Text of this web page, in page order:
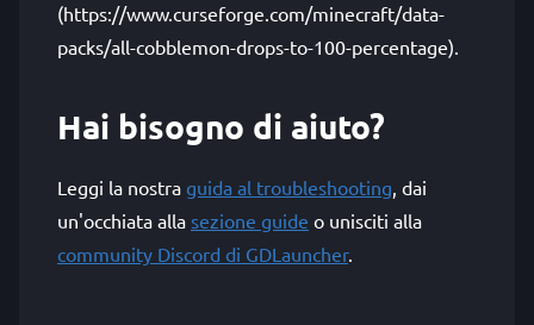
(https://www.curseforge.com/minecraft/data-
packs/all-cobblemon-drops-to-100-percentage).
Hai bisogno di aiuto?
Leggi la nostra guida al troubleshooting, dai
un'occhiata alla sezione guide o unisciti alla
community Discord di GDLauncher.